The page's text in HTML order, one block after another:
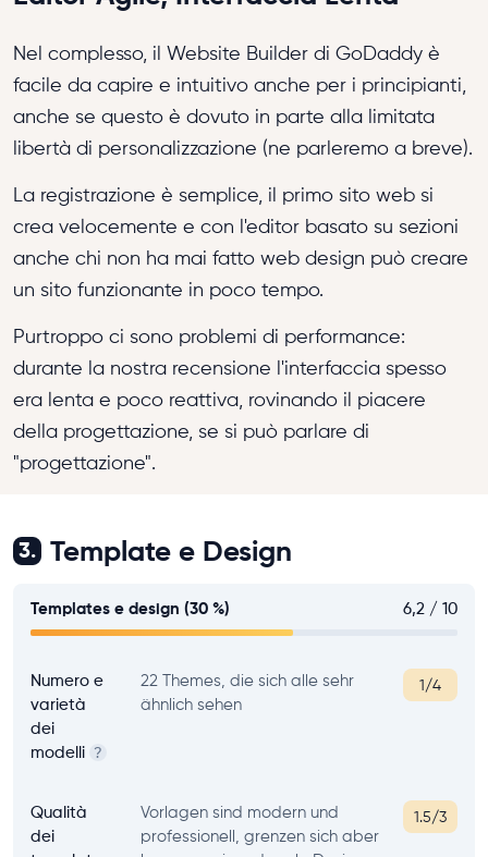
Nel complesso, il Website Builder di GoDaddy è
facile da capire e intuitivo anche per i principianti,
anche se questo è dovuto in parte alla limitata
libertà di personalizzazione (ne parleremo a breve).
La registrazione è semplice, il primo sito web si
crea velocemente e con l'editor basato su sezioni
anche chi non ha mai fatto web design può creare
un sito funzionante in poco tempo.
Purtroppo ci sono problemi di performance:
durante la nostra recensione l'interfaccia spesso
era lenta e poco reattiva, rovinando il piacere
della progettazione, se si può parlare di
"progettazione".
3. Template e Design
Templates e design (30 %) 6,2 / 10
Numero e
varietà
dei
modelli ?
22 Themes, die sich alle sehr
ähnlich sehen
1/4
Qualità
dei
Vorlagen sind modern und
professionell, grenzen sich aber
1.5/3